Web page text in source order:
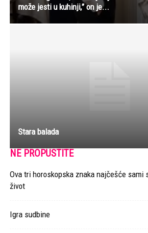
može jesti u kuhinji,” on je...
Stara balada
NE PROPUSTITE
Ova tri horoskopska znaka najčešće sami
život
Igra sudbine